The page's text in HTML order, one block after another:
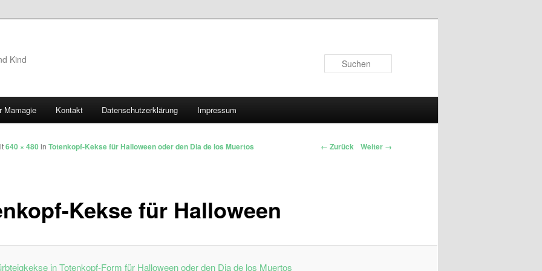
Kind
Mamagie Kontakt Datenschutzerklärung Impressum
← Zurück Weiter →
Kekse für Halloween
640 × 480in Totenkopf-Kekse für Halloween oder den Dia de los Muertos